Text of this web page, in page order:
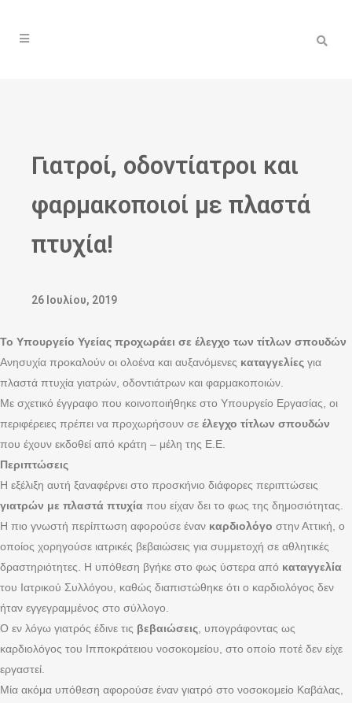
Γιατροί, οδοντίατροι και
φαρμακοποιοί με πλαστά
πτυχία!
26 Ιουλίου, 2019
Το Υπουργείο Υγείας προχωράει σε έλεγχο των τίτλων σπουδών
Ανησυχία προκαλούν οι ολοένα και αυξανόμενες καταγγελίες για
πλαστά πτυχία γιατρών, οδοντιάτρων και φαρμακοποιών.
Με σχετικό έγγραφο που κοινοποιήθηκε στο Υπουργείο Εργασίας, οι
περιφέρειες πρέπει να προχωρήσουν σε έλεγχο τίτλων σπουδών
που έχουν εκδοθεί από κράτη – μέλη της Ε.Ε.
Περιπτώσεις
Η εξέλιξη αυτή ξαναφέρνει στο προσκήνιο διάφορες περιπτώσεις
γιατρών με πλαστά πτυχία που είχαν δει το φως της δημοσιότητας.
Η πιο γνωστή περίπτωση αφορούσε έναν καρδιολόγο στην Αττική, ο
οποίος χορηγούσε ιατρικές βεβαιώσεις για συμμετοχή σε αθλητικές
δραστηριότητες. Η υπόθεση βγήκε στο φως ύστερα από καταγγελία
του Ιατρικού Συλλόγου, καθώς διαπιστώθηκε ότι ο καρδιολόγος δεν
ήταν εγγεγραμμένος στο σύλλογο.
Ο εν λόγω γιατρός έδινε τις βεβαιώσεις , υπογράφοντας ως
καρδιολόγος του Ιπποκράτειου νοσοκομείου, στο οποίο ποτέ δεν είχε
εργαστεί.
Μία ακόμα υπόθεση αφορούσε έναν γιατρό στο νοσοκομείο Καβάλας,